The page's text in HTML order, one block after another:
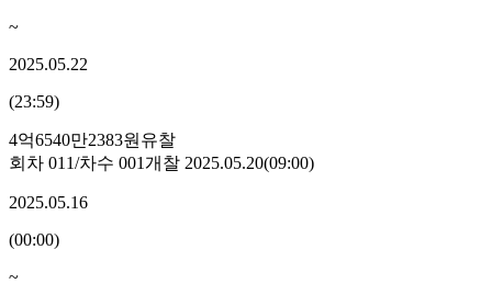
~
2025.05.22
(23:59)
4억6540만2383원 유찰
회차 011/차수 001개찰 2025.05.20(09:00)
2025.05.16
(00:00)
~